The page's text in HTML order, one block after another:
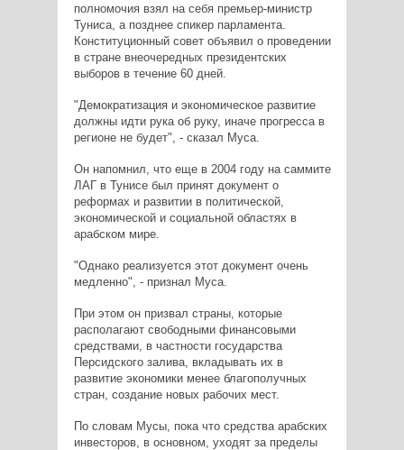
полномочия взял на себя премьер-министр
Туниса, а позднее спикер парламента.
Конституционный совет объявил о проведении
в стране внеочередных президентских
выборов в течение 60 дней.
"Демократизация и экономическое развитие
должны идти рука об руку, иначе прогресса в
регионе не будет", - сказал Муса.
Он напомнил, что еще в 2004 году на саммите
ЛАГ в Тунисе был принят документ о
реформах и развитии в политической,
экономической и социальной областях в
арабском мире.
"Однако реализуется этот документ очень
медленно", - признал Муса.
При этом он призвал страны, которые
располагают свободными финансовыми
средствами, в частности государства
Персидского залива, вкладывать их в
развитие экономики менее благополучных
стран, создание новых рабочих мест.
По словам Мусы, пока что средства арабских
инвесторов, в основном, уходят за пределы